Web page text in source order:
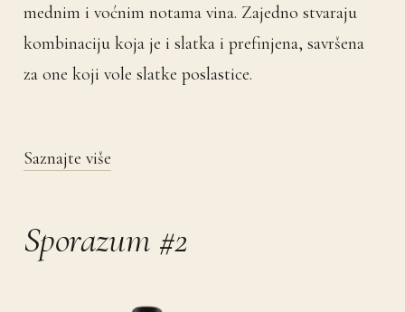
mednim i voćnim notama vina. Zajedno stvaraju
kombinaciju koja je i slatka i prefinjena, savršena
za one koji vole slatke poslastice.
Saznajte više
Sporazum #2